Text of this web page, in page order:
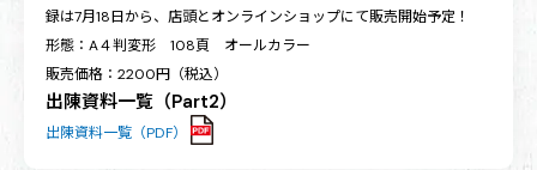
録は7月18日から、店頭とオンラインショップにて販売開始予定！
形態：A４判変形 108頁 オールカラー
販売価格：2200円（税込）
出陳資料一覧（Part2）
出陳資料一覧（PDF）